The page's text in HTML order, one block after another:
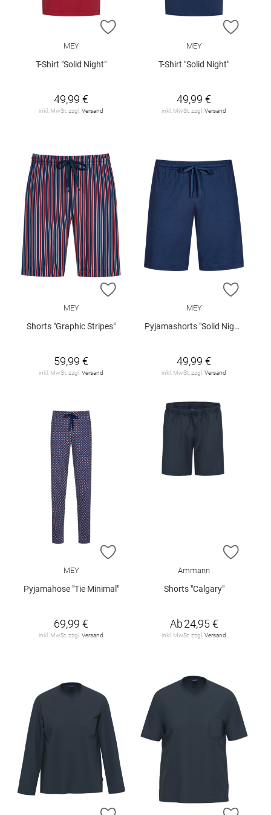
ZUR WUNSCHLISTE HINZUFÜGEN
MEY
T-Shirt "Solid Night"
49,99 €
inkl. MwSt. zzgl. Versand
ZUR
MEY
T-Shirt "Solid Night"
49,99 €
inkl. MwSt. zzgl. Versand
ZUR WUNSCHLISTE HINZUFÜGEN
MEY
Shorts "Graphic Stripes"
59,99 €
inkl. MwSt. zzgl.Versand
ZUR
MEY
Pyjamashorts "Solid Night"
49,99 €
inkl. MwSt. zzgl.Versand
ZUR WUNSCHLISTE HINZUFÜGEN
MEY
Pyjamahose "Tie Minimal"
69,99 €
inkl. MwSt. zzgl.Versand
ZUR
Ammann
Shorts "Calgary"
Ab24,95 €
inkl. MwSt. zzgl.Versand